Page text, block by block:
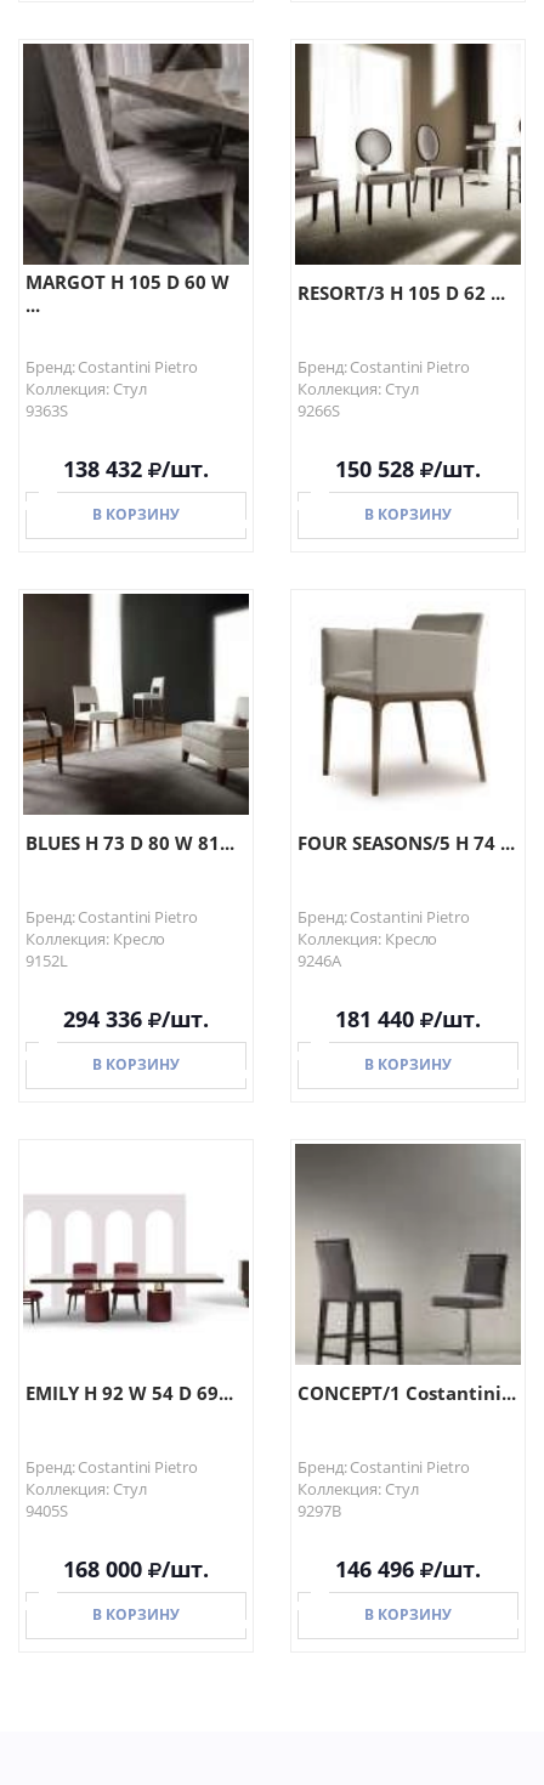
В КОРЗИНУ В КОРЗИНУ
MARGOT H 105 D 60 W
...
Бренд: Costantini Pietro
Коллекция: Стул
9363S
138 432 /шт.
В КОРЗИНУ
RESORT/3 H 105 D 62 ...
Бренд: Costantini Pietro
Коллекция: Стул
9266S
150 528 /шт.
В КОРЗИНУ
BLUES H 73 D 80 W 81...
Бренд: Costantini Pietro
Коллекция: Кресло
9152L
294 336 /шт.
В КОРЗИНУ
В КОРЗИНУ
FOUR SEASONS/5 H 74 ...
Бренд: Costantini Pietro
Коллекция: Кресло
9246A
181 440 /шт.
В КОРЗИНУ
EMILY H 92 W 54 D 69...
Бренд: Costantini Pietro
Коллекция: Стул
9405S
168 000 /шт.
В КОРЗИНУ
CONCEPT/1 Costantini...
Бренд: Costantini Pietro
Коллекция: Стул
9297B
146 496 /шт.
В КОРЗИНУ